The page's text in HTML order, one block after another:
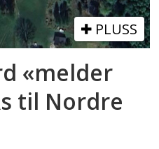
PLUSS
«melder
til Nordre